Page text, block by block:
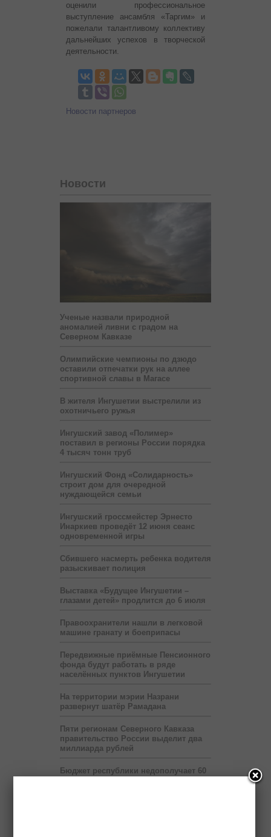
оценили профессиональное
выступление ансамбля «Таргим» и
пожелали талантливому коллективу
дальнейших успехов в творческой
деятельности.
Новости партнеров
Новости
Ученые назвали природной
аномалией ливни с градом на
Северном Кавказе
Олимпийские чемпионы по дзюдо
оставили отпечатки рук на аллее
спортивной славы в Магасе
В жителя Ингушетии выстрелили из
охотничьего ружья
Ингушский завод «Полимер»
поставил в регионы России порядка
4 тысяч тонн труб
Ингушский Фонд «Солидарность»
строит дом для очередной
нуждающейся семьи
Ингушский гроссмейстер Эрнесто
Инаркиев проведёт 12 июня сеанс
одновременной игры
Сбившего насмерть ребенка водителя
разыскивает полиция
Выставка «Будущее Ингушетии –
глазами детей» продлится до 6 июля
Правоохранители нашли в легковой
машине гранату и боеприпасы
Передвижные приёмные Пенсионного
фонда будут работать в ряде
населённых пунктов Ингушетии
На территории мэрии Назрани
развернут шатёр Рамадана
Пяти регионам Северного Кавказа
правительство России выделит два
миллиарда рублей
Бюджет республики недополучает 60